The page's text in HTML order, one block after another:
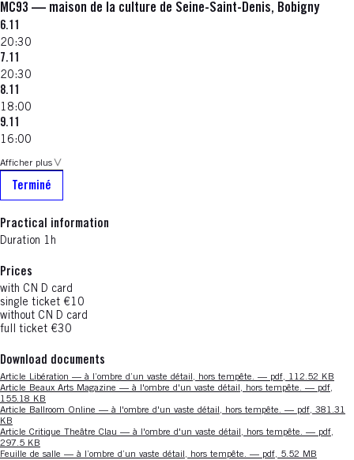
MC93 — maison de la culture de Seine-Saint-Denis, Bobigny
6.11
20:30
7.11
20:30
8.11
18:00
9.11
16:00
Afficher plus
Terminé
Practical information
Duration 1h
Prices
with CN D card
single ticket €10
without CN D card
full ticket €30
Download documents
Nouvelle fenêtre
Article Libération — à l’ombre d’un vaste détail, hors tempête. — pdf, 112.52 KB
Nouvelle fenêtre
Article Beaux Arts Magazine — à l'ombre d'un vaste détail, hors tempête. — pdf,
155.18 KB
Nouvelle fenêtre
Article Ballroom Online — à l'ombre d'un vaste détail, hors tempête. — pdf, 381.31
KB
Nouvelle fenêtre
Article Critique Theâtre Clau — à l'ombre d'un vaste détail, hors tempête. — pdf,
297.5 KB
Nouvelle fenêtre
Feuille de salle — à l’ombre d’un vaste détail, hors tempête. — pdf, 5.52 MB